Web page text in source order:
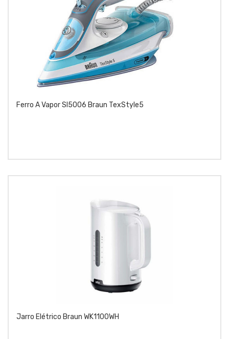
Ferro A Vapor SI5006 Braun TexStyle5
Jarro Elétrico Braun WK1100WH